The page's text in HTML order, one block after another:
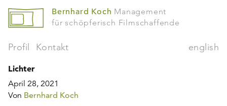
Bernhard Koch Management
für schöpferisch Filmschaffende
Profil Kontakt english
Lichter
April 28, 2021
Von Bernhard Koch